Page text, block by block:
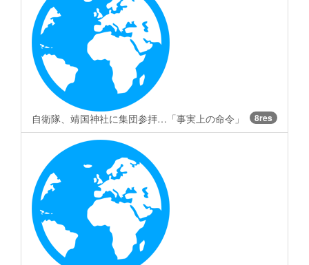
自衛隊、靖国神社に集団参拝…「事実上の命令」 8res